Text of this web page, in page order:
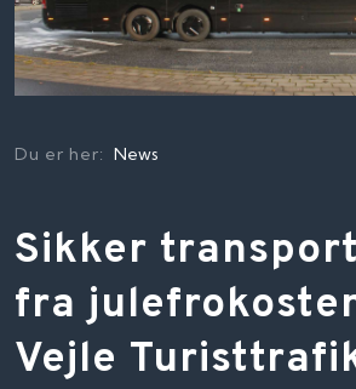
Du er her:News
​Sikker
fra
Vejle